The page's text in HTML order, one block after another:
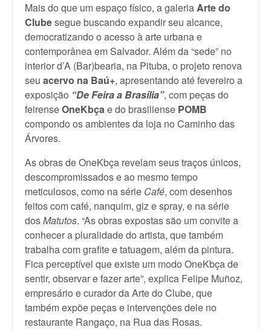
Mais do que um espaço físico, a galeriaArte do
Clubesegue buscando expandir seu alcance,
democratizando o acesso à arte urbana e
contemporânea em Salvador. Além da “sede” no
interior d’A (Bar)bearia, na Pituba, o projeto renova
seu acervo na Baú+, apresentando até fevereiro a
exposição “De Feira a Brasília”, com peças do
feirenseOneKbçae do brasiliense POMB
compondo os ambientes da loja no Caminho das
Árvores.
As obras de OneKbça revelam seus traços únicos,
descompromissados e ao mesmo tempo
meticulosos, como na série Café, com desenhos
feitos com café, nanquim, giz e spray, e na série
dosMatutos. “As obras expostas são um convite a
conhecer a pluralidade do artista, que também
trabalha com grafite e tatuagem, além da pintura.
Fica perceptível que existe um modo OneKbça de
sentir, observar e fazer arte”, explica Felipe Muñoz,
empresário e curador da Arte do Clube, que
também expõe peças e intervenções dele no
restaurante Rangaço, na Rua das Rosas.